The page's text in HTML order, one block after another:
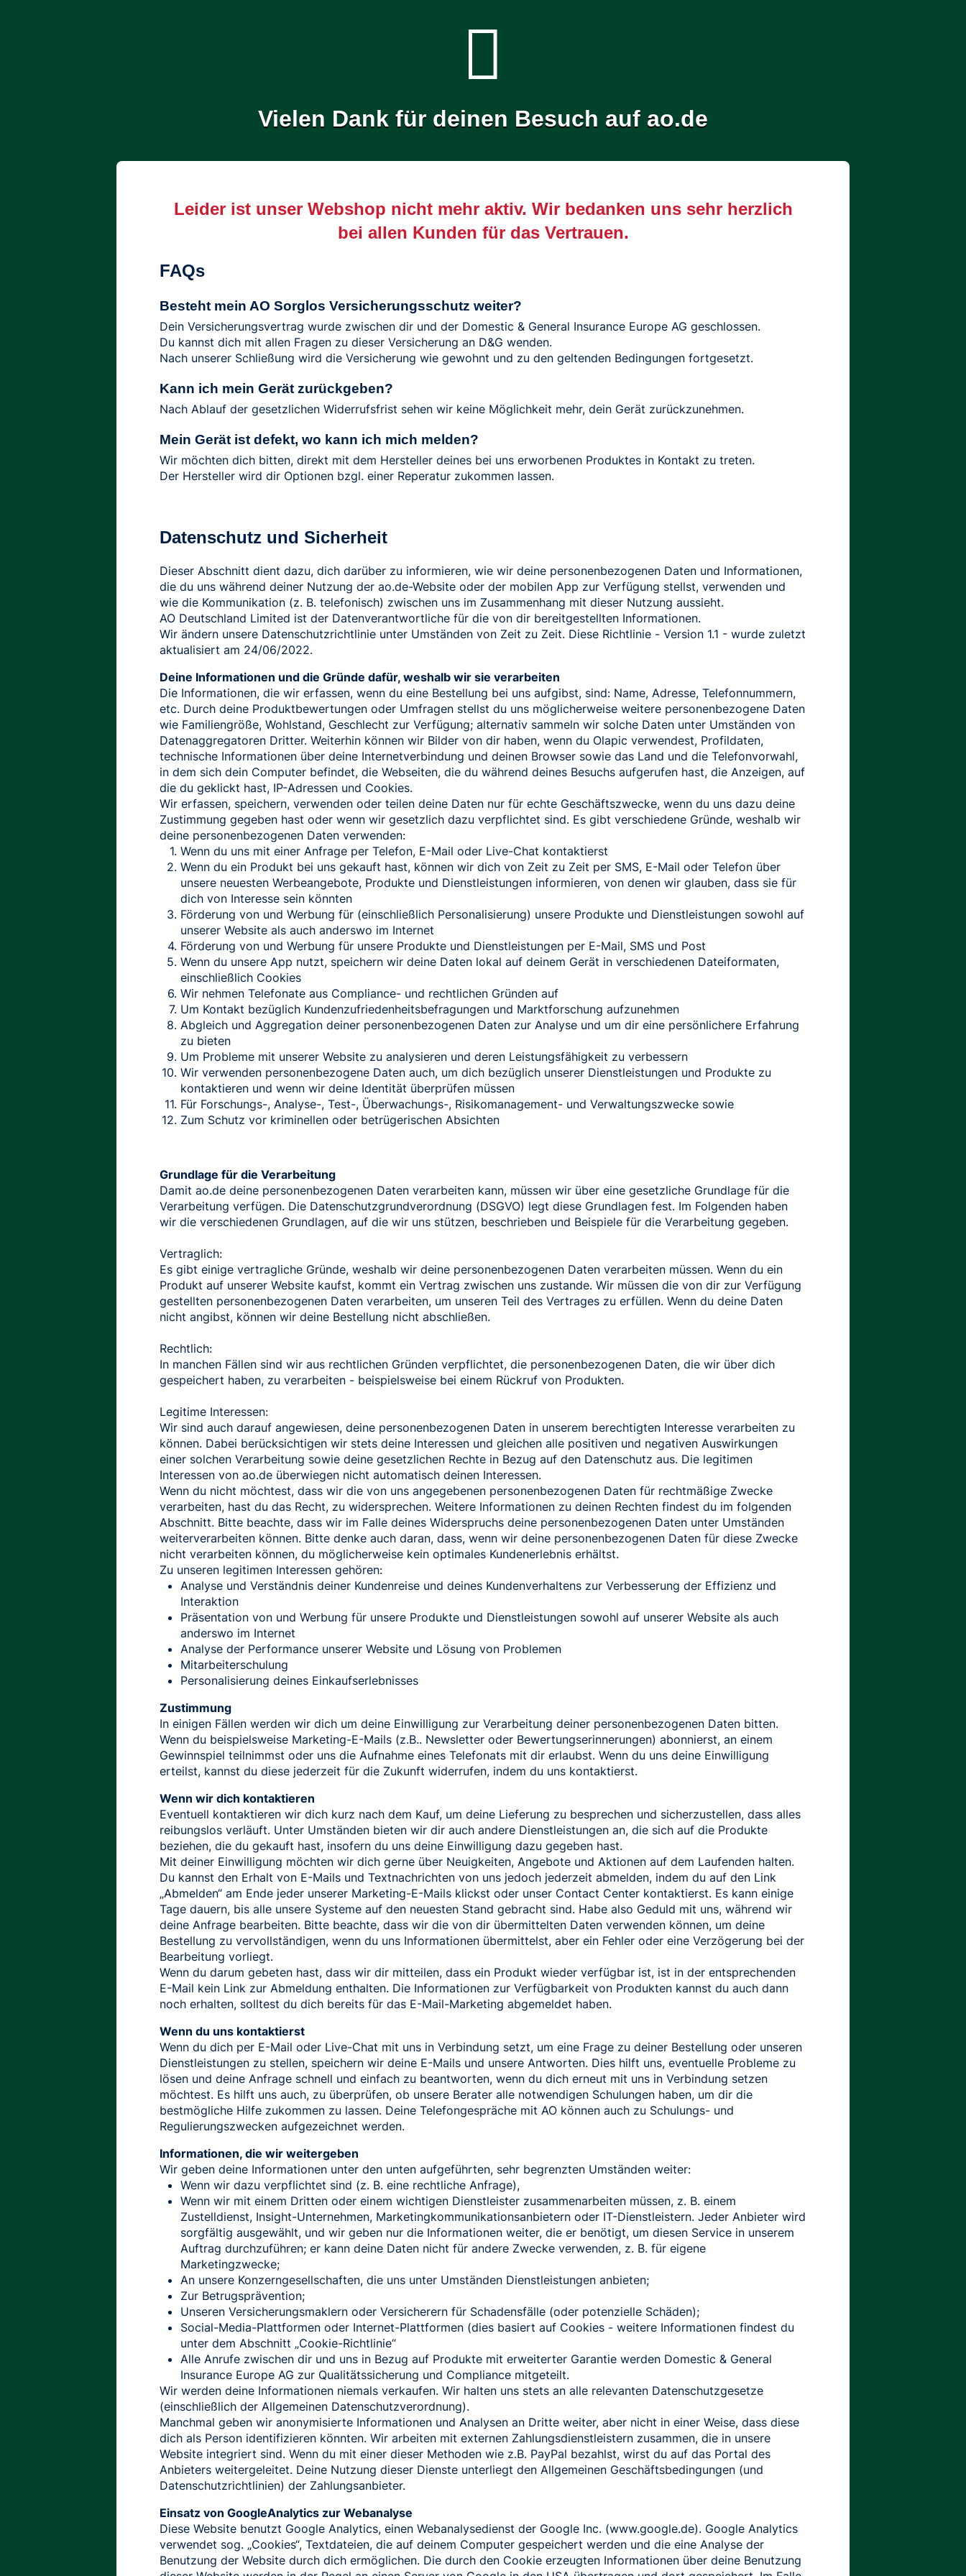
Vielen Dank für deinen Besuch auf ao.de
Leider ist unser Webshop nicht mehr aktiv. Wir bedanken uns sehr herzlich
bei allen Kunden für das Vertrauen.
FAQs
Besteht mein AO Sorglos Versicherungsschutz weiter?
Dein Versicherungsvertrag wurde zwischen dir und der Domestic & General Insurance Europe AG geschlossen.
Du kannst dich mit allen Fragen zu dieser Versicherung an D&G wenden.
Nach unserer Schließung wird die Versicherung wie gewohnt und zu den geltenden Bedingungen fortgesetzt.
Kann ich mein Gerät zurückgeben?
Nach Ablauf der gesetzlichen Widerrufsfrist sehen wir keine Möglichkeit mehr, dein Gerät zurückzunehmen.
Mein Gerät ist defekt, wo kann ich mich melden?
Wir möchten dich bitten, direkt mit dem Hersteller deines bei uns erworbenen Produktes in Kontakt zu treten.
Der Hersteller wird dir Optionen bzgl. einer Reperatur zukommen lassen.
Datenschutz und Sicherheit
Dieser Abschnitt dient dazu, dich darüber zu informieren, wie wir deine personenbezogenen Daten und Informationen,
die du uns während deiner Nutzung der ao.de-Website oder der mobilen App zur Verfügung stellst, verwenden und
wie die Kommunikation (z. B. telefonisch) zwischen uns im Zusammenhang mit dieser Nutzung aussieht.
AO Deutschland Limited ist der Datenverantwortliche für die von dir bereitgestellten Informationen.
Wir ändern unsere Datenschutzrichtlinie unter Umständen von Zeit zu Zeit. Diese Richtlinie - Version 1.1 - wurde zuletzt
aktualisiert am 24/06/2022.
Deine Informationen und die Gründe dafür, weshalb wir sie verarbeiten
Die Informationen, die wir erfassen, wenn du eine Bestellung bei uns aufgibst, sind: Name, Adresse, Telefonnummern,
etc. Durch deine Produktbewertungen oder Umfragen stellst du uns möglicherweise weitere personenbezogene Daten
wie Familiengröße, Wohlstand, Geschlecht zur Verfügung; alternativ sammeln wir solche Daten unter Umständen von
Datenaggregatoren Dritter. Weiterhin können wir Bilder von dir haben, wenn du Olapic verwendest, Profildaten,
technische Informationen über deine Internetverbindung und deinen Browser sowie das Land und die Telefonvorwahl,
in dem sich dein Computer befindet, die Webseiten, die du während deines Besuchs aufgerufen hast, die Anzeigen, auf
die du geklickt hast, IP-Adressen und Cookies.
Wir erfassen, speichern, verwenden oder teilen deine Daten nur für echte Geschäftszwecke, wenn du uns dazu deine
Zustimmung gegeben hast oder wenn wir gesetzlich dazu verpflichtet sind. Es gibt verschiedene Gründe, weshalb wir
deine personenbezogenen Daten verwenden:
Wenn du uns mit einer Anfrage per Telefon, E-Mail oder Live-Chat kontaktierst
Wenn du ein Produkt bei uns gekauft hast, können wir dich von Zeit zu Zeit per SMS, E-Mail oder Telefon über
unsere neuesten Werbeangebote, Produkte und Dienstleistungen informieren, von denen wir glauben, dass sie für
dich von Interesse sein könnten
Förderung von und Werbung für (einschließlich Personalisierung) unsere Produkte und Dienstleistungen sowohl auf
unserer Website als auch anderswo im Internet
Förderung von und Werbung für unsere Produkte und Dienstleistungen per E-Mail, SMS und Post
Wenn du unsere App nutzt, speichern wir deine Daten lokal auf deinem Gerät in verschiedenen Dateiformaten,
einschließlich Cookies
Wir nehmen Telefonate aus Compliance- und rechtlichen Gründen auf
Um Kontakt bezüglich Kundenzufriedenheitsbefragungen und Marktforschung aufzunehmen
Abgleich und Aggregation deiner personenbezogenen Daten zur Analyse und um dir eine persönlichere Erfahrung
zu bieten
Um Probleme mit unserer Website zu analysieren und deren Leistungsfähigkeit zu verbessern
Wir verwenden personenbezogene Daten auch, um dich bezüglich unserer Dienstleistungen und Produkte zu
kontaktieren und wenn wir deine Identität überprüfen müssen
Für Forschungs-, Analyse-, Test-, Überwachungs-, Risikomanagement- und Verwaltungszwecke sowie
Zum Schutz vor kriminellen oder betrügerischen Absichten
Grundlage für die Verarbeitung
Damit ao.de deine personenbezogenen Daten verarbeiten kann, müssen wir über eine gesetzliche Grundlage für die
Verarbeitung verfügen. Die Datenschutzgrundverordnung (DSGVO) legt diese Grundlagen fest. Im Folgenden haben
wir die verschiedenen Grundlagen, auf die wir uns stützen, beschrieben und Beispiele für die Verarbeitung gegeben.
Vertraglich:
Es gibt einige vertragliche Gründe, weshalb wir deine personenbezogenen Daten verarbeiten müssen. Wenn du ein
Produkt auf unserer Website kaufst, kommt ein Vertrag zwischen uns zustande. Wir müssen die von dir zur Verfügung
gestellten personenbezogenen Daten verarbeiten, um unseren Teil des Vertrages zu erfüllen. Wenn du deine Daten
nicht angibst, können wir deine Bestellung nicht abschließen.
Rechtlich:
In manchen Fällen sind wir aus rechtlichen Gründen verpflichtet, die personenbezogenen Daten, die wir über dich
gespeichert haben, zu verarbeiten - beispielsweise bei einem Rückruf von Produkten.
Legitime Interessen:
Wir sind auch darauf angewiesen, deine personenbezogenen Daten in unserem berechtigten Interesse verarbeiten zu
können. Dabei berücksichtigen wir stets deine Interessen und gleichen alle positiven und negativen Auswirkungen
einer solchen Verarbeitung sowie deine gesetzlichen Rechte in Bezug auf den Datenschutz aus. Die legitimen
Interessen von ao.de überwiegen nicht automatisch deinen Interessen.
Wenn du nicht möchtest, dass wir die von uns angegebenen personenbezogenen Daten für rechtmäßige Zwecke
verarbeiten, hast du das Recht, zu widersprechen. Weitere Informationen zu deinen Rechten findest du im folgenden
Abschnitt. Bitte beachte, dass wir im Falle deines Widerspruchs deine personenbezogenen Daten unter Umständen
weiterverarbeiten können. Bitte denke auch daran, dass, wenn wir deine personenbezogenen Daten für diese Zwecke
nicht verarbeiten können, du möglicherweise kein optimales Kundenerlebnis erhältst.
Zu unseren legitimen Interessen gehören:
Analyse und Verständnis deiner Kundenreise und deines Kundenverhaltens zur Verbesserung der Effizienz und
Interaktion
Präsentation von und Werbung für unsere Produkte und Dienstleistungen sowohl auf unserer Website als auch
anderswo im Internet
Analyse der Performance unserer Website und Lösung von Problemen
Mitarbeiterschulung
Personalisierung deines Einkaufserlebnisses
Zustimmung
In einigen Fällen werden wir dich um deine Einwilligung zur Verarbeitung deiner personenbezogenen Daten bitten.
Wenn du beispielsweise Marketing-E-Mails (z.B.. Newsletter oder Bewertungserinnerungen) abonnierst, an einem
Gewinnspiel teilnimmst oder uns die Aufnahme eines Telefonats mit dir erlaubst. Wenn du uns deine Einwilligung
erteilst, kannst du diese jederzeit für die Zukunft widerrufen, indem du uns kontaktierst.
Wenn wir dich kontaktieren
Eventuell kontaktieren wir dich kurz nach dem Kauf, um deine Lieferung zu besprechen und sicherzustellen, dass alles
reibungslos verläuft. Unter Umständen bieten wir dir auch andere Dienstleistungen an, die sich auf die Produkte
beziehen, die du gekauft hast, insofern du uns deine Einwilligung dazu gegeben hast.
Mit deiner Einwilligung möchten wir dich gerne über Neuigkeiten, Angebote und Aktionen auf dem Laufenden halten.
Du kannst den Erhalt von E-Mails und Textnachrichten von uns jedoch jederzeit abmelden, indem du auf den Link
„Abmelden“ am Ende jeder unserer Marketing-E-Mails klickst oder unser Contact Center kontaktierst. Es kann einige
Tage dauern, bis alle unsere Systeme auf den neuesten Stand gebracht sind. Habe also Geduld mit uns, während wir
deine Anfrage bearbeiten. Bitte beachte, dass wir die von dir übermittelten Daten verwenden können, um deine
Bestellung zu vervollständigen, wenn du uns Informationen übermittelst, aber ein Fehler oder eine Verzögerung bei der
Bearbeitung vorliegt.
Wenn du darum gebeten hast, dass wir dir mitteilen, dass ein Produkt wieder verfügbar ist, ist in der entsprechenden
E-Mail kein Link zur Abmeldung enthalten. Die Informationen zur Verfügbarkeit von Produkten kannst du auch dann
noch erhalten, solltest du dich bereits für das E-Mail-Marketing abgemeldet haben.
Wenn du uns kontaktierst
Wenn du dich per E-Mail oder Live-Chat mit uns in Verbindung setzt, um eine Frage zu deiner Bestellung oder unseren
Dienstleistungen zu stellen, speichern wir deine E-Mails und unsere Antworten. Dies hilft uns, eventuelle Probleme zu
lösen und deine Anfrage schnell und einfach zu beantworten, wenn du dich erneut mit uns in Verbindung setzen
möchtest. Es hilft uns auch, zu überprüfen, ob unsere Berater alle notwendigen Schulungen haben, um dir die
bestmögliche Hilfe zukommen zu lassen. Deine Telefongespräche mit AO können auch zu Schulungs- und
Regulierungszwecken aufgezeichnet werden.
Informationen, die wir weitergeben
Wir geben deine Informationen unter den unten aufgeführten, sehr begrenzten Umständen weiter:
Wenn wir dazu verpflichtet sind (z. B. eine rechtliche Anfrage),
Wenn wir mit einem Dritten oder einem wichtigen Dienstleister zusammenarbeiten müssen, z. B. einem
Zustelldienst, Insight-Unternehmen, Marketingkommunikationsanbietern oder IT-Dienstleistern. Jeder Anbieter wird
sorgfältig ausgewählt, und wir geben nur die Informationen weiter, die er benötigt, um diesen Service in unserem
Auftrag durchzuführen; er kann deine Daten nicht für andere Zwecke verwenden, z. B. für eigene
Marketingzwecke;
An unsere Konzerngesellschaften, die uns unter Umständen Dienstleistungen anbieten;
Zur Betrugsprävention;
Unseren Versicherungsmaklern oder Versicherern für Schadensfälle (oder potenzielle Schäden);
Social-Media-Plattformen oder Internet-Plattformen (dies basiert auf Cookies - weitere Informationen findest du
unter dem Abschnitt „Cookie-Richtlinie“
Alle Anrufe zwischen dir und uns in Bezug auf Produkte mit erweiterter Garantie werden Domestic & General
Insurance Europe AG zur Qualitätssicherung und Compliance mitgeteilt.
Wir werden deine Informationen niemals verkaufen. Wir halten uns stets an alle relevanten Datenschutzgesetze
(einschließlich der Allgemeinen Datenschutzverordnung).
Manchmal geben wir anonymisierte Informationen und Analysen an Dritte weiter, aber nicht in einer Weise, dass diese
dich als Person identifizieren könnten. Wir arbeiten mit externen Zahlungsdienstleistern zusammen, die in unsere
Website integriert sind. Wenn du mit einer dieser Methoden wie z.B. PayPal bezahlst, wirst du auf das Portal des
Anbieters weitergeleitet. Deine Nutzung dieser Dienste unterliegt den Allgemeinen Geschäftsbedingungen (und
Datenschutzrichtlinien) der Zahlungsanbieter.
Einsatz von GoogleAnalytics zur Webanalyse
Diese Website benutzt Google Analytics, einen Webanalysedienst der Google Inc. (www.google.de). Google Analytics
verwendet sog. „Cookies“, Textdateien, die auf deinem Computer gespeichert werden und die eine Analyse der
Benutzung der Website durch dich ermöglichen. Die durch den Cookie erzeugten Informationen über deine Benutzung